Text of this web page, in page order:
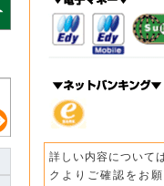
詳しい内容について
クよりご確認をお